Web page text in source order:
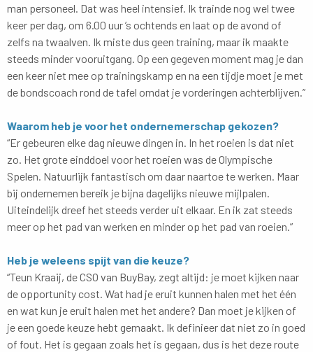
man personeel. Dat was heel intensief. Ik trainde nog wel twee
keer per dag, om 6.00 uur ’s ochtends en laat op de avond of
zelfs na twaalven. Ik miste dus geen training, maar ik maakte
steeds minder vooruitgang. Op een gegeven moment mag je dan
een keer niet mee op trainingskamp en na een tijdje moet je met
de bondscoach rond de tafel omdat je vorderingen achterblijven.”
Waarom heb je voor het ondernemerschap gekozen?
“Er gebeuren elke dag nieuwe dingen in. In het roeien is dat niet
zo. Het grote einddoel voor het roeien was de Olympische
Spelen. Natuurlijk fantastisch om daar naartoe te werken. Maar
bij ondernemen bereik je bijna dagelijks nieuwe mijlpalen.
Uiteindelijk dreef het steeds verder uit elkaar. En ik zat steeds
meer op het pad van werken en minder op het pad van roeien.”
Heb je weleens spijt van die keuze?
“Teun Kraaij, de CSO van BuyBay, zegt altijd: je moet kijken naar
de opportunity cost. Wat had je eruit kunnen halen met het één
en wat kun je eruit halen met het andere? Dan moet je kijken of
je een goede keuze hebt gemaakt. Ik definieer dat niet zo in goed
of fout. Het is gegaan zoals het is gegaan, dus is het deze route